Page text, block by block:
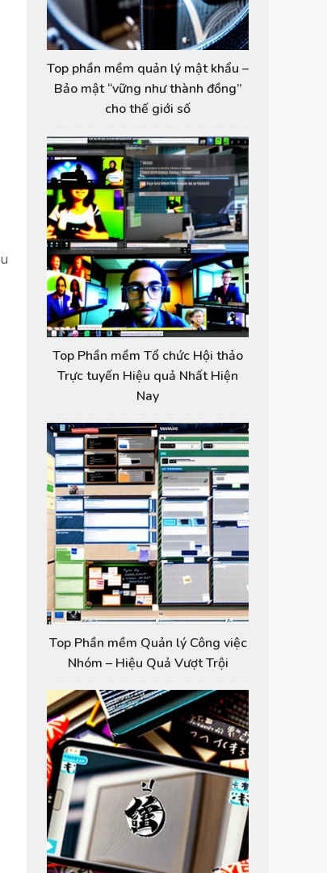
Top phần mềm quản lý mật khẩu –
Bảo mật “vững như thành đồng”
cho thế giới số
Top Phần mềm Tổ chức Hội thảo
Trực tuyến Hiệu quả Nhất Hiện
Nay
Top Phần mềm Quản lý Công việc
Nhóm – Hiệu Quả Vượt Trội